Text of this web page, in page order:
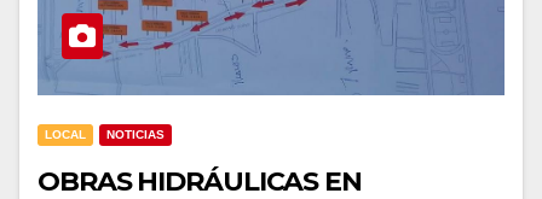
LOCAL NOTICIAS
OBRAS HIDRÁULICAS EN